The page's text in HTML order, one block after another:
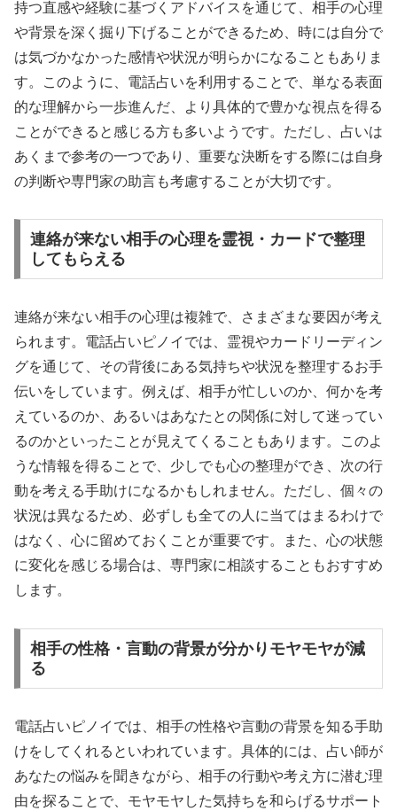
持つ直感や経験に基づくアドバイスを通じて、相手の心理
や背景を深く掘り下げることができるため、時には自分で
は気づかなかった感情や状況が明らかになることもありま
す。このように、電話占いを利用することで、単なる表面
的な理解から一歩進んだ、より具体的で豊かな視点を得る
ことができると感じる方も多いようです。ただし、占いは
あくまで参考の一つであり、重要な決断をする際には自身
の判断や専門家の助言も考慮することが大切です。
連絡が来ない相手の心理を霊視・カードで整理
してもらえる
連絡が来ない相手の心理は複雑で、さまざまな要因が考え
られます。電話占いピノイでは、霊視やカードリーディン
グを通じて、その背後にある気持ちや状況を整理するお手
伝いをしています。例えば、相手が忙しいのか、何かを考
えているのか、あるいはあなたとの関係に対して迷ってい
るのかといったことが見えてくることもあります。このよ
うな情報を得ることで、少しでも心の整理ができ、次の行
動を考える手助けになるかもしれません。ただし、個々の
状況は異なるため、必ずしも全ての人に当てはまるわけで
はなく、心に留めておくことが重要です。また、心の状態
に変化を感じる場合は、専門家に相談することもおすすめ
します。
相手の性格・言動の背景が分かりモヤモヤが減
る
電話占いピノイでは、相手の性格や言動の背景を知る手助
けをしてくれるといわれています。具体的には、占い師が
あなたの悩みを聞きながら、相手の行動や考え方に潜む理
由を探ることで、モヤモヤした気持ちを和らげるサポート